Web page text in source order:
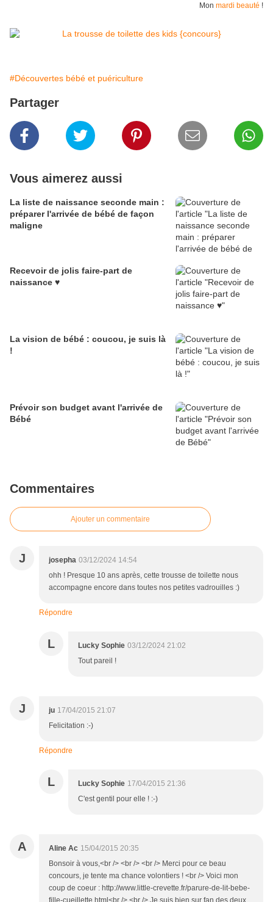
Mon mardi beauté !
#Découvertes bébé et puériculture
Partager
Vous aimerez aussi
La liste de naissance seconde main :
préparer l'arrivée de bébé de façon
maligne
Recevoir de jolis faire-part de
naissance ♥
La vision de bébé : coucou, je suis là
!
Prévoir son budget avant l'arrivée de
Bébé
Commentaires
Ajouter un commentaire
J josepha 03/12/2024 14:54
ohh ! Presque 10 ans après, cette trousse de toilette nous
accompagne encore dans toutes nos petites vadrouilles :)
Répondre
L Lucky Sophie 03/12/2024 21:02
Tout pareil !
J ju 17/04/2015 21:07
Felicitation :-)
Répondre
L Lucky Sophie 17/04/2015 21:36
C'est gentil pour elle ! :-)
A Aline Ac 15/04/2015 20:35
Bonsoir à vous,<br /> <br /> <br /> Merci pour ce beau
concours, je tente ma chance volontiers ! <br /> Voici mon
coup de coeur : http://www.little-crevette.fr/parure-de-lit-bebe-
fille-cueillette.html<br /> <br /> Je suis bien sur fan des deux